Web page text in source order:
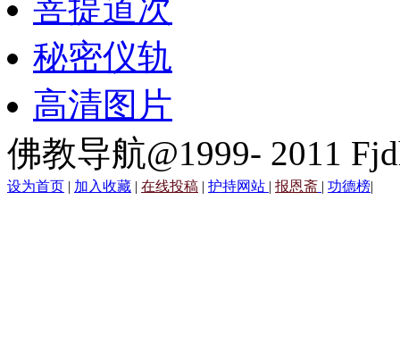
菩提道次
秘密仪轨
高清图片
佛教导航@1999- 2011
设为首页 | 加入收藏 | 在线投稿 | 护持网站 | 报恩斋 | 功德榜|